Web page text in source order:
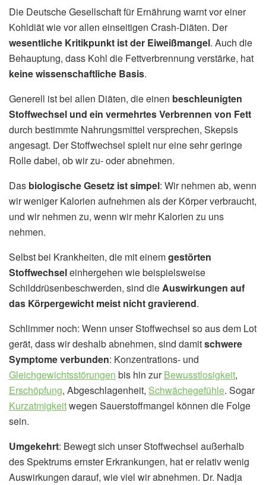
Die Deutsche Gesellschaft für Ernährung warnt vor einer
Kohldiät wie vor allen einseitigen Crash-Diäten. Der
wesentliche Kritikpunkt ist der Eiweißmangel. Auch die
Behauptung, dass Kohl die Fettverbrennung verstärke, hat
keine wissenschaftliche Basis.
Generell ist bei allen Diäten, die einen beschleunigten
Stoffwechsel und ein vermehrtes Verbrennen von Fett
durch bestimmte Nahrungsmittel versprechen, Skepsis
angesagt. Der Stoffwechsel spielt nur eine sehr geringe
Rolle dabei, ob wir zu- oder abnehmen.
Das biologische Gesetz ist simpel: Wir nehmen ab, wenn
wir weniger Kalorien aufnehmen als der Körper verbraucht,
und wir nehmen zu, wenn wir mehr Kalorien zu uns
nehmen.
Selbst bei Krankheiten, die mit einemgestörten
Stoffwechseleinhergehen wie beispielsweise
Schilddrüsenbeschwerden, sind dieAuswirkungen auf
das Körpergewicht meist nicht gravierend.
Schlimmer noch: Wenn unser Stoffwechsel so aus dem Lot
gerät, dass wir deshalb abnehmen, sind damitschwere
Symptome verbunden: Konzentrations- und
Gleichgewichtsstörungen bis hin zurBewusstlosigkeit,
Erschöpfung, Abgeschlagenheit, Schwächegefühle. Sogar
Kurzatmigkeitwegen Sauerstoffmangel können die Folge
sein.
Umgekehrt: Bewegt sich unser Stoffwechsel außerhalb
des Spektrums ernster Erkrankungen, hat er relativ wenig
Auswirkungen darauf, wie viel wir abnehmen. Dr. Nadja